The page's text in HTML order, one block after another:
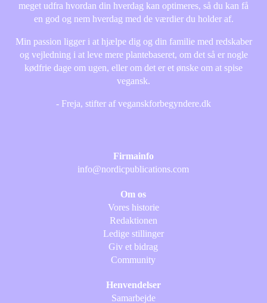
meget udfra hvordan din hverdag kan optimeres, så du kan få
en god og nem hverdag med de værdier du holder af.
Min passion ligger i at hjælpe dig og din familie med redskaber
og vejledning i at leve mere plantebaseret, om det så er nogle
kødfrie dage om ugen, eller om det er et ønske om at spise
vegansk.
- Freja, stifter af veganskforbegyndere.dk
Firmainfo
info@nordicpublications.com
Om os
Vores historie
Redaktionen
Ledige stillinger
Giv et bidrag
Community
Henvendelser
Samarbejde